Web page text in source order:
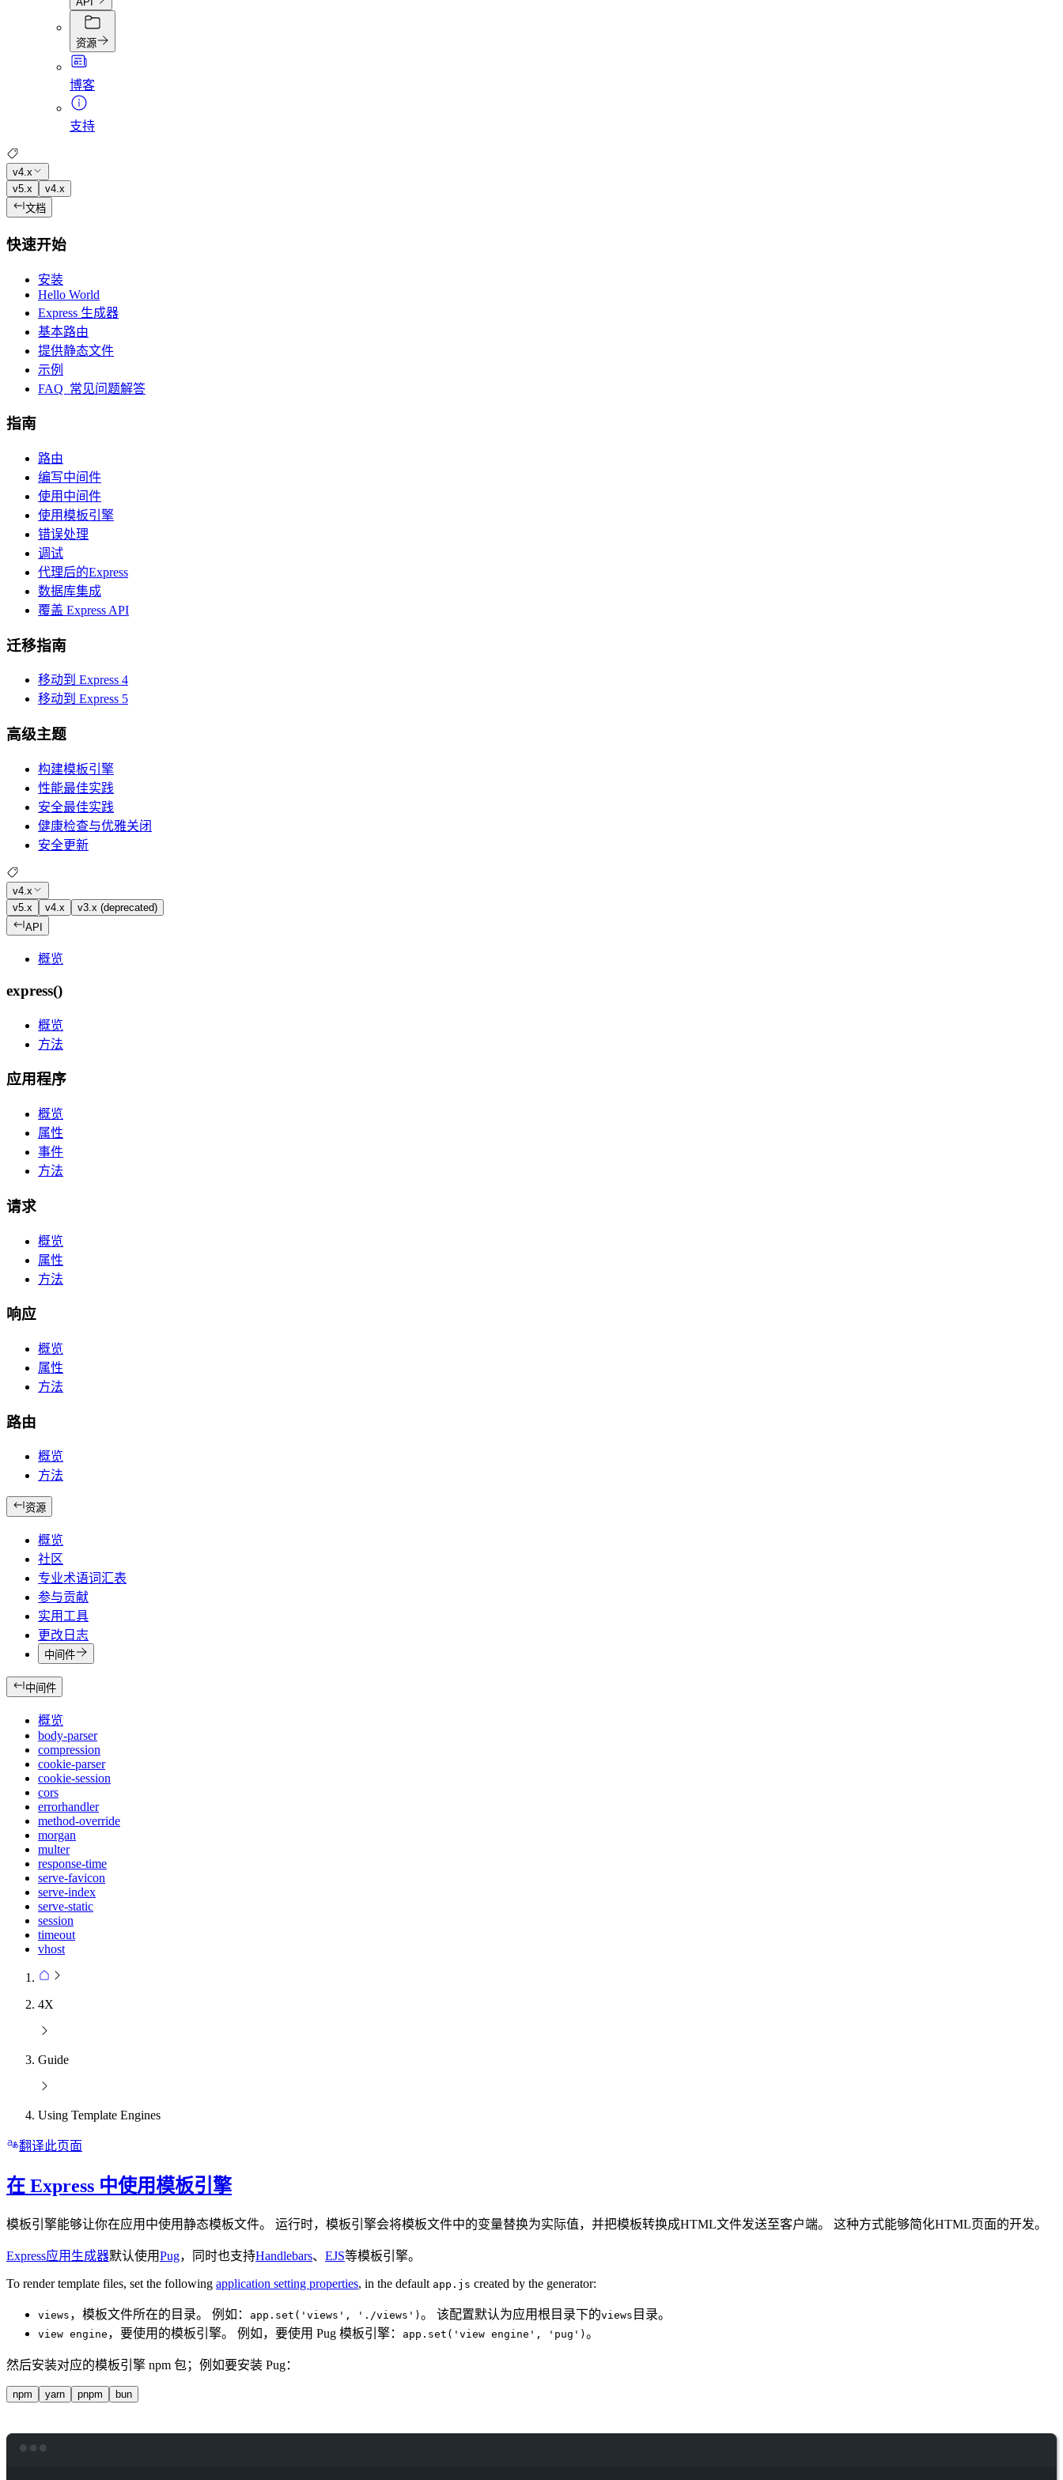
资源
博客
支持
v4.x
v5.x
v4.x
文档
快速开始
安装
Hello World
Express 生成器
基本路由
提供静态文件
示例
FAQ 常见问题解答
指南
路由
编写中间件
使用中间件
使用模板引擎
错误处理
调试
代理后的Express
数据库集成
覆盖 Express API
迁移指南
移动到 Express 4
移动到 Express 5
高级主题
构建模板引擎
性能最佳实践
安全最佳实践
健康检查与优雅关闭
安全更新
v4.x
v5.x
v4.x
v3.x (deprecated)
API
概览
express()
概览
方法
应用程序
概览
属性
事件
方法
请求
概览
属性
方法
响应
概览
属性
方法
路由
概览
方法
资源
概览
社区
专业术语词汇表
参与贡献
实用工具
更改日志
中间件
中间件
概览
body-parser
compression
cookie-parser
cookie-session
cors
errorhandler
method-override
morgan
multer
response-time
serve-favicon
serve-index
serve-static
session
timeout
vhost
4X
Guide
Using Template Engines
翻译此页面
在 Express 中使用模板引擎
模板引擎能够让你在应用中使用静态模板文件。 运行时，模板引擎会将模板文件中的变量替换为实际值，并把模板转换成HTML文件发送至客户端。 这种方式能够简化HTML页面的开发。
Express应用生成器默认使用Pug，同时也支持Handlebars、 EJS等模板引擎。
To render template files, set the following application setting properties, in the default app.js created by the generator:
views ，模板文件所在的目录。 例如： app.set('views', './views') 。 该配置默认为应用根目录下的views 目录。
view engine ，要使用的模板引擎。 例如，要使用 Pug 模板引擎： app.set('view engine', 'pug') 。
然后安装对应的模板引擎 npm 包；例如要安装 Pug：
npm yarn pnpm bun